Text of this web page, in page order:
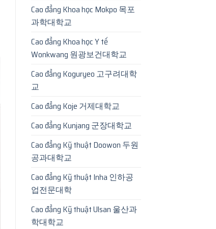
Cao đẳng Khoa học Mokpo 목포
과학대학교
Cao đẳng Khoa học Y tế
Wonkwang 원광보건대학교
Cao đẳng Koguryeo 고구려대학
교
Cao đẳng Koje 거제대학교
Cao đẳng Kunjang 군장대학교
Cao đẳng Kỹ thuật Doowon 두원
공과대학교
Cao đẳng Kỹ thuật Inha 인하공
업전문대학
Cao đẳng Kỹ thuật Ulsan 울산과
학대학교